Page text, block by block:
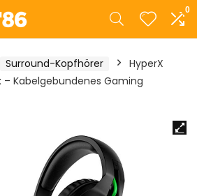
0
Surround-Kopfhörer
HyperX
– Kabelgebundenes Gaming